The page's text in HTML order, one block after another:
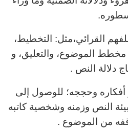
القرائي،مثل: التخطيط،
الموضوع، والتعليق، و
دلالة النص .
وحججه؛ للوصول إلى
النص وزمنه وشخصية كاتبه
من الموضوع .